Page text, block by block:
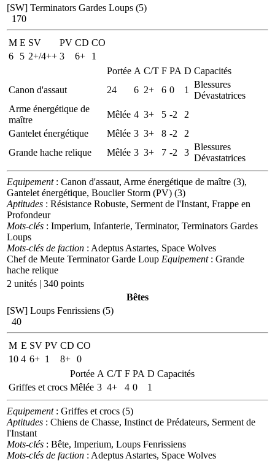
[SW] Terminators Gardes Loups (5)
170
M E SV PV CD CO
6
5 2+/4++ 3 6+
1
Portée A C/T F PA D Capacités
Canon d'assaut
24 6 2+ 6 0 1
Blessures
Dévastatrices
Arme énergétique de
maître
Mêlée 4 3+ 5 -2
2
Gantelet énergétique
Mêlée 3 3+ 8 -2
2
Grande hache relique
Mêlée 3 3+ 7 -2 3
Blessures
Dévastatrices
Equipement: Canon d'assaut, Arme énergétique de maître (3),
Gantelet énergétique, Bouclier Storm (PV) (3)
Aptitudes : Résistance Robuste, Serment de l'Instant, Frappe en
Profondeur
Mots-clés : Imperium, Infanterie, Terminator, Terminators Gardes
Loups
Mots-clés de faction : Adeptus Astartes, Space Wolves
Chef de Meute Terminator Garde Loup Equipement: Grande
hache relique
2 unités | 340 points
Bêtes
[SW] Loups Fenrissiens (5)
40
M E SV PV CD CO
10 4 6+ 1 8+ 0
Portée A C/T F PA D Capacités
Griffes et crocs Mêlée 3 4+ 4 0 1
Equipement: Griffes et crocs (5)
Aptitudes : Chiens de Chasse, Instinct de Prédateurs, Serment de
l'Instant
Mots-clés : Bête, Imperium, Loups Fenrissiens
Mots-clés de faction : Adeptus Astartes, Space Wolves